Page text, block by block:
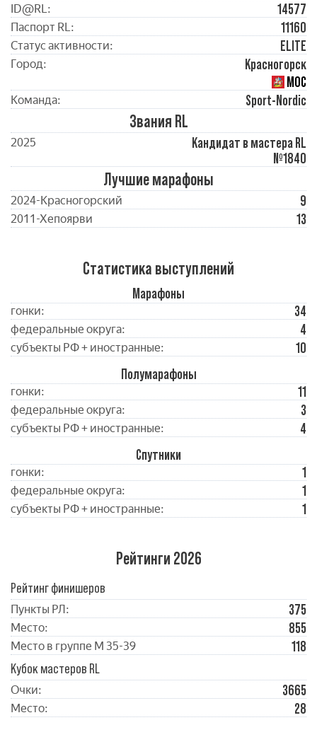
ID@RL: 14577
Паспорт RL: 11160
Статус активности: ELITE
Город:
Красногорск
МОС
Команда: Sport-Nordic
Звания RL
2025
Кандидат в мастера RL
№1840
Лучшие марафоны
2024-Красногорский 9
2011-Хепоярви 13
Статистика выступлений
Марафоны
гонки: 34
федеральные округа: 4
субъекты РФ + иностранные:
10
Полумарафоны
гонки: 11
федеральные округа: 3
субъекты РФ + иностранные:
4
Спутники
гонки: 1
федеральные округа: 1
субъекты РФ + иностранные: 1
Рейтинги 2026
Рейтинг финишеров
Пункты РЛ: 375
Место: 855
Место в группе М 35-39
118
Кубок мастеров RL
Очки: 3665
Место: 28